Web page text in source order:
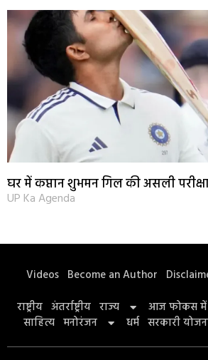
घर में कप्तान शुभमन गिल की असली
UP Ka Agenda
Videos Become an Author
राष्ट्रीय अंतर्राष्ट्रीय राज्य आज फोकस में
साहित्य मनोरंजन धर्म सरकारी